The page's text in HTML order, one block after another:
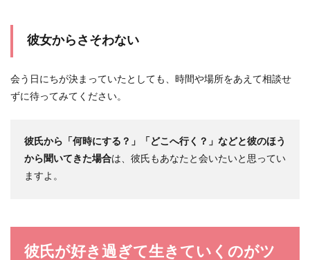
彼女からさそわない
会う日にちが決まっていたとしても、時間や場所をあえて相談せ
ずに待ってみてください。
彼氏から「何時にする？」「どこへ行く？」などと彼のほう
から聞いてきた場合は、彼氏もあなたと会いたいと思ってい
ますよ。
彼氏が好き過ぎて生きていくのがツ